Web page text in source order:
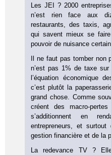
Les JEI ? 2000
n’est rien face aux
restaurants, des taxis,
qui savent mieux se
pouvoir de nuisance certain.
Il ne faut pas tomber non
n’est pas 1% de taxe
l’équation économique
c’est plutôt la
grand chose. Comme
créent des macro-
s’additionnent en
entrepreneurs, et
gestion financière et de la
La redevance TV ?